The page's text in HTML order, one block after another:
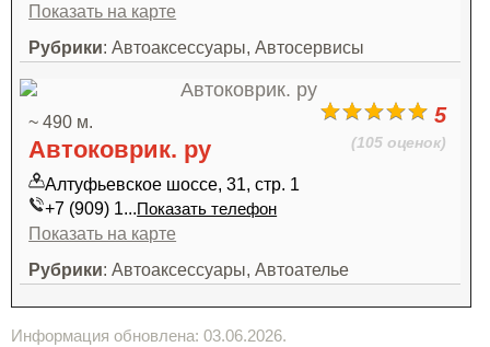
Показать на карте
Рубрики: Автоаксессуары, Автосервисы
5
(105 оценок)
~ 490 м.
Автоковрик. ру
Алтуфьевское шоссе, 31, стр. 1
+7 (909) 1...Показать телефон
Показать на карте
Рубрики: Автоаксессуары, Автоателье
Информация обновлена: 03.06.2026.